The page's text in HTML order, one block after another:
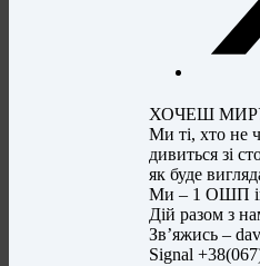
ХОЧЕШ
Ми ті, хто не
дивиться зі
як буде
Ми – 1 ОШП
Дій разом з
Зв’яжись –
Signal